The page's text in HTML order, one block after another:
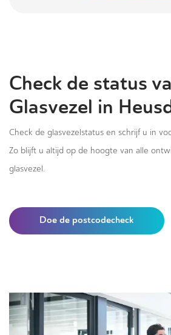
Check de status
Glasvezel in
Check de glasvezelstatus en schrijf u in
Zo blijft u altijd op de hoogte van alle
glasvezel.
Doe de postcodecheck